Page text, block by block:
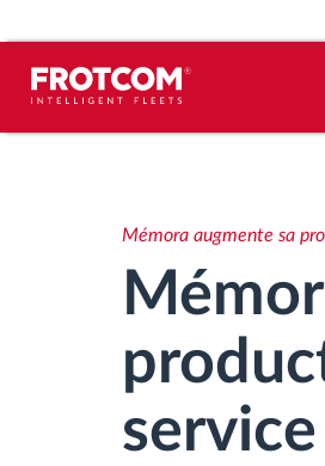
conduite
Contrôle des
Gestion de la
Mémora augmente sa